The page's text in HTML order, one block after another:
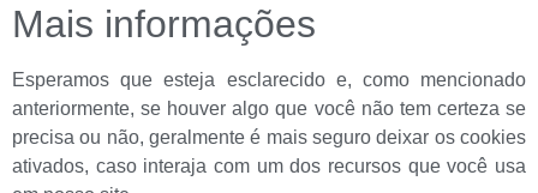
Mais informações
Esperamos que esteja esclarecido e, como mencionado
anteriormente, se houver algo que você não tem certeza se
precisa ou não, geralmente é mais seguro deixar os cookies
ativados, caso interaja com um dos recursos que você usa